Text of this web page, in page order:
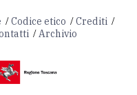
Codice etico
Crediti
Archivio